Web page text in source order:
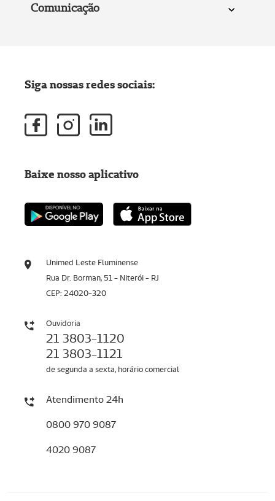
Comunicação
Unimed Leste Fluminense
Rua Dr. Borman, 51 - Niterói - RJ
CEP: 24020-320
Ouvidoria
21 3803-1120
21 3803-1121
de segunda a sexta, horário comercial
Atendimento 24h
0800 970 9087
4020 9087
Siga nossas redes sociais:
Baixe nosso aplicativo